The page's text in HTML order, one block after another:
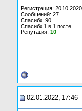
Регистрация: 20.10.2020
Сообщений: 27
Спасибо: 90
Спасибо 1 в 1 посте
Репутация: 10
02.01.2022, 17:46